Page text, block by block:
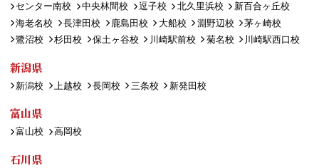
センター南校
中央林間校 逗子校 北久里浜校
新百合ヶ丘校
海老名校
長津田校 鹿島田校 大船校 淵野辺校
茅ヶ崎校
鷺沼校
杉田校 保土ヶ谷校 川崎駅前校 菊名校 川崎駅西口校
新潟県
新潟校 上越校 長岡校 三条校 新発田校
富山県
富山校 高岡校
石川県